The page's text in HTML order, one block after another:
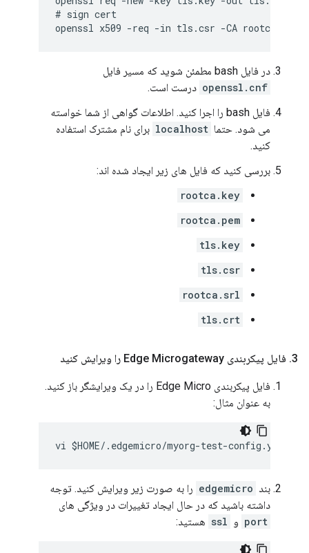
# sign cert
openssl x509 -req -in tls.csr -CA
در فایل bash مطمئن شوید که مسیر فایل
openssl.cnf درست است.
فایل bash را اجرا کنید. اطلاعات گواهی از شما خواسته
می شود. حتما localhost برای نام مشترک استفاده
کنید.
بررسی کنید که فایل های زیر ایجاد شده اند:
rootca.key
rootca.pem
tls.key
tls.csr
rootca.srl
tls.crt
3
. فایل پیکربندی Edge Microgateway را ویرایش کنید
فایل پیکربندی Edge Micro را در یک ویرایشگر باز کنید.
به عنوان مثال:
بند edgemicro را به صورت زیر ویرایش کنید. توجه
داشته باشید که در حال ایجاد تغییرات در ویژگی های
port و ssl هستید: